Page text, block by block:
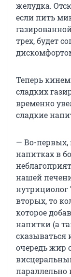
желудка.
если пить
трех, будет
Теперь
сладких
временно
сладкие
— Во-первых,
напитках в
нашей
вторых, то
которое
напитки (а
сказываться
очередь жир
параллельно